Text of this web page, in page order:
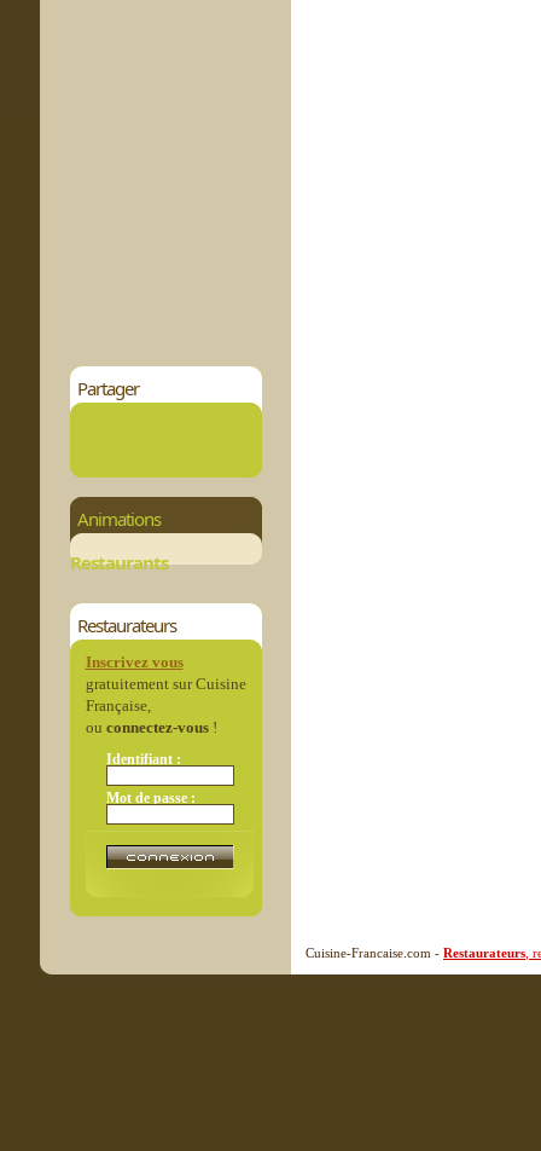
Partager
Animations
Restaurants
Restaurateurs
Inscrivez vous
gratuitement sur Cuisine
Française,
ou connectez-vous!
Identifiant :
Mot de passe :
Cuisine-Francaise.com - Restaurateurs ,